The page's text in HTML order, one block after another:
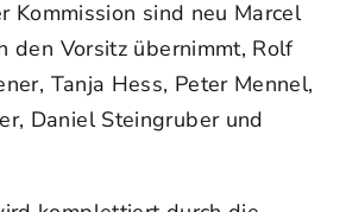
Kommission sind neu Marcel
den Vorsitz übernimmt, Rolf
Tanja Hess, Peter Mennel,
Daniel Steingruber und